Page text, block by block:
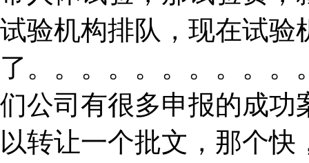
试验机构排队，现在试验
了。。。。。。。。。
们公司有很多申报的成功
以转让一个批文，那个